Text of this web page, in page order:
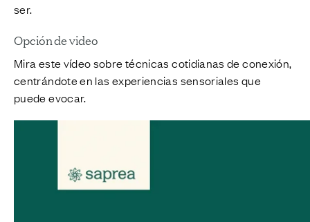
ser.
Opción de video
Mira este vídeo sobre técnicas cotidianas de conexión,
centrándote en las experiencias sensoriales que
puede evocar.